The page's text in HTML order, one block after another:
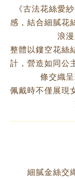
《古法花絲愛
感，結合細膩花
浪
整體以鏤空花絲
計，營造如同公
條交織
佩戴時不僅展現
細膩金絲交